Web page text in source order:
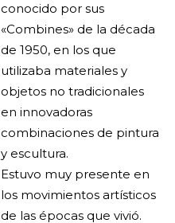
conocido por sus
«Combines» de la década
de 1950, en los que
utilizaba materiales y
objetos no tradicionales
en innovadoras
combinaciones de pintura
y escultura.
Estuvo muy presente en
los movimientos artísticos
de las épocas que vivió.